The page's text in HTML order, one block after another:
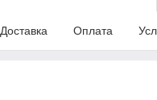
Доставка Оплата